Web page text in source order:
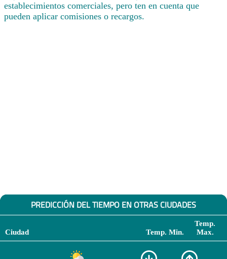
establecimientos comerciales, pero ten en cuenta que
pueden aplicar comisiones o recargos.
PREDICCIÓN DEL TIEMPO EN OTRAS CIUDADES
Ciudad Temp. Min.
Temp.
Max.